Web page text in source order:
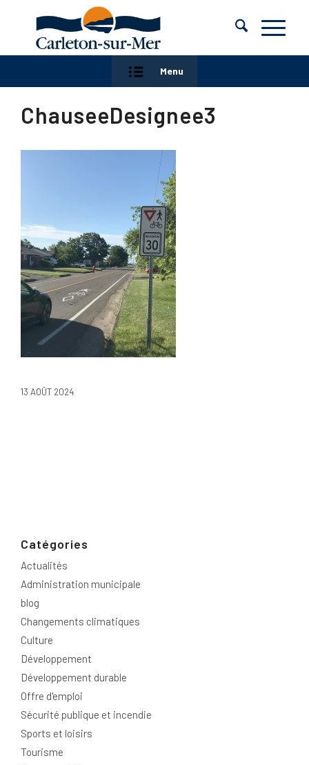
Menu
ChauseeDesignee3
13 AOÛT 2024
Catégories
Actualités
Administration municipale
blog
Changements climatiques
Culture
Développement
Développement durable
Offre d'emploi
Sécurité publique et incendie
Sports et loisirs
Tourisme